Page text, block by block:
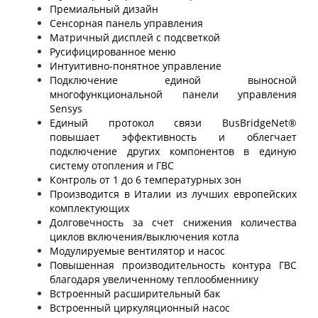
Премиальный дизайн
Сенсорная панель управления
Матричный дисплей с подсветкой
Русифицированное меню
Интуитивно-понятное управление
Подключение единой выносной
многофункциональной панели управления
Sensys
Единый протокол связи BusBridgeNet®
повышает эффективность и облегчает
подключение других компонентов в единую
систему отопления и ГВС
Контроль от 1 до 6 температурных зон
Производится в Италии из лучших европейских
комплектующих
Долговечность за счет снижения количества
циклов включения/выключения котла
Модулируемые вентилятор и насос
Повышенная производительность контура ГВС
благодаря увеличенному теплообменнику
Встроенный расширительный бак
Встроенный циркуляционный насос